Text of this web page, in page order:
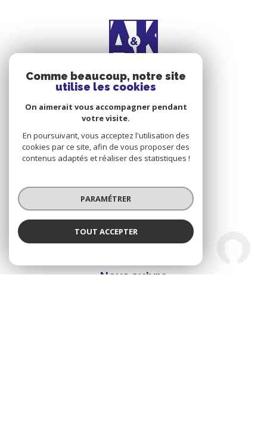
A et K Immobilier
A et K Immobilier
67 RUE PRINCIPALE
67206 MITTELHAUSBERGEN
03 88 56 28 28
aetkimmobilier@gmail.com
Nous suivre
Comme beaucoup, notre site
utilise les cookies
On aimerait vous accompagner pendant
votre visite.
En poursuivant, vous acceptez l'utilisation des
cookies par ce site, afin de vous proposer des
contenus adaptés et réaliser des statistiques !
PARAMÉTRER
TOUT ACCEPTER